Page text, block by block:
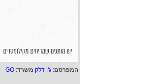
המפרסם: ג'ו דלק משרד:
GO